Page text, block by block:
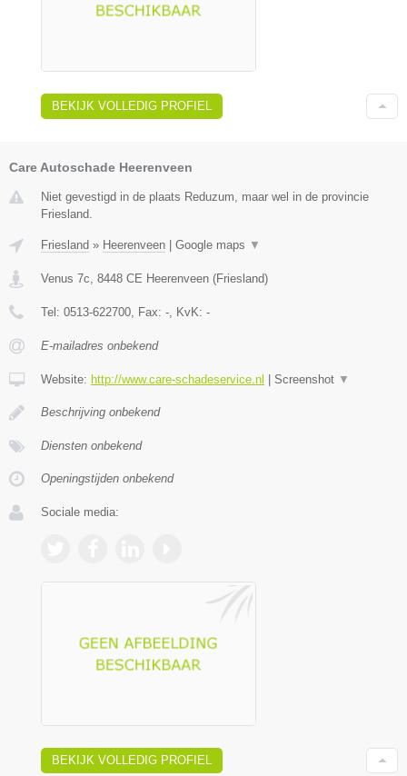
BEKIJK VOLLEDIG PROFIEL
Care Autoschade Heerenveen
Niet gevestigd in de plaats Reduzum, maar wel in de provincie
Friesland.
Friesland » Heerenveen Google maps ▼
Venus 7c, 8448 CE Heerenveen (Friesland)
Tel: 0513-622700, Fax: -, KvK: -
E-mailadres onbekend
Website: http://www.care-schadeservice.nl Screenshot ▼
Beschrijving onbekend
Diensten onbekend
Openingstijden onbekend
Sociale media:
BEKIJK VOLLEDIG PROFIEL